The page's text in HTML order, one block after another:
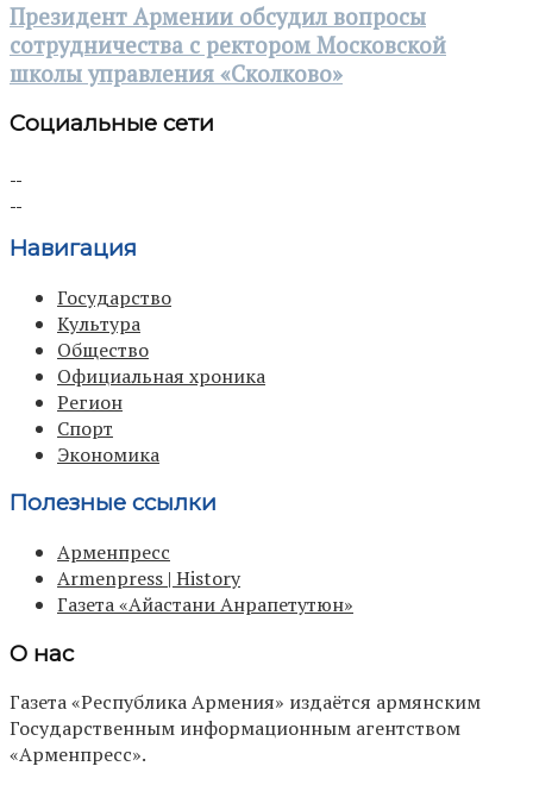
Президент Армении обсудил вопросы
сотрудничества с ректором Московской
школы управления «Сколково»
Социальные сети
Навигация
Государство
Культура
Общество
Официальная хроника
Регион
Спорт
Экономика
Полезные ссылки
Арменпресс
Armenpress | History
Газета «Айастани Анрапетутюн»
О нас
Газета «Республика Армения» издаётся армянским
Государственным информационным агентством
«Арменпресс».